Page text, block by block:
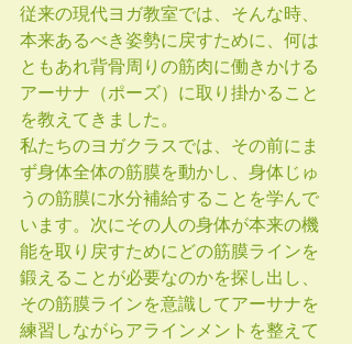
従来の現代ヨガ教室では、そんな時、
本来あるべき姿勢に戻すために、何は
ともあれ背骨周りの筋肉に働きかける
アーサナ（ポーズ）に取り掛かること
を教えてきました。
私たちのヨガクラスでは、その前にま
ず身体全体の筋膜を動かし、身体じゅ
うの筋膜に水分補給することを学んで
います。次にその人の身体が本来の機
能を取り戻すためにどの筋膜ラインを
鍛えることが必要なのかを探し出し、
その筋膜ラインを意識してアーサナを
練習しながらアラインメントを整えて